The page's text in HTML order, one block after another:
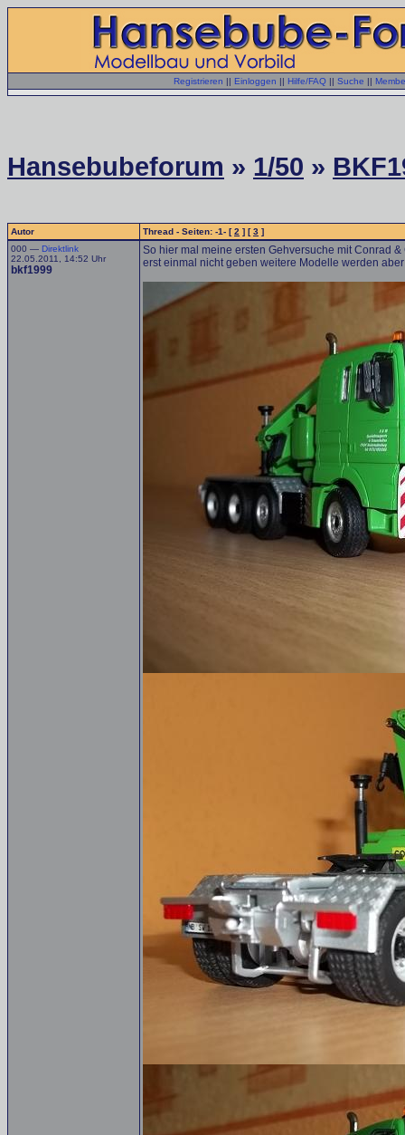
Registrieren || Einloggen || Hilfe/FAQ || Suche ||
Hansebubeforum » 1/50 »
Autor Thread - Seiten: -1- [2 ] [3 ]
000 — Direktlink
22.05.2011, 14:52 Uhr
bkf1999
So hier mal meine ersten Gehversuche mit Conrad
erst einmal nicht geben weitere Modelle werden